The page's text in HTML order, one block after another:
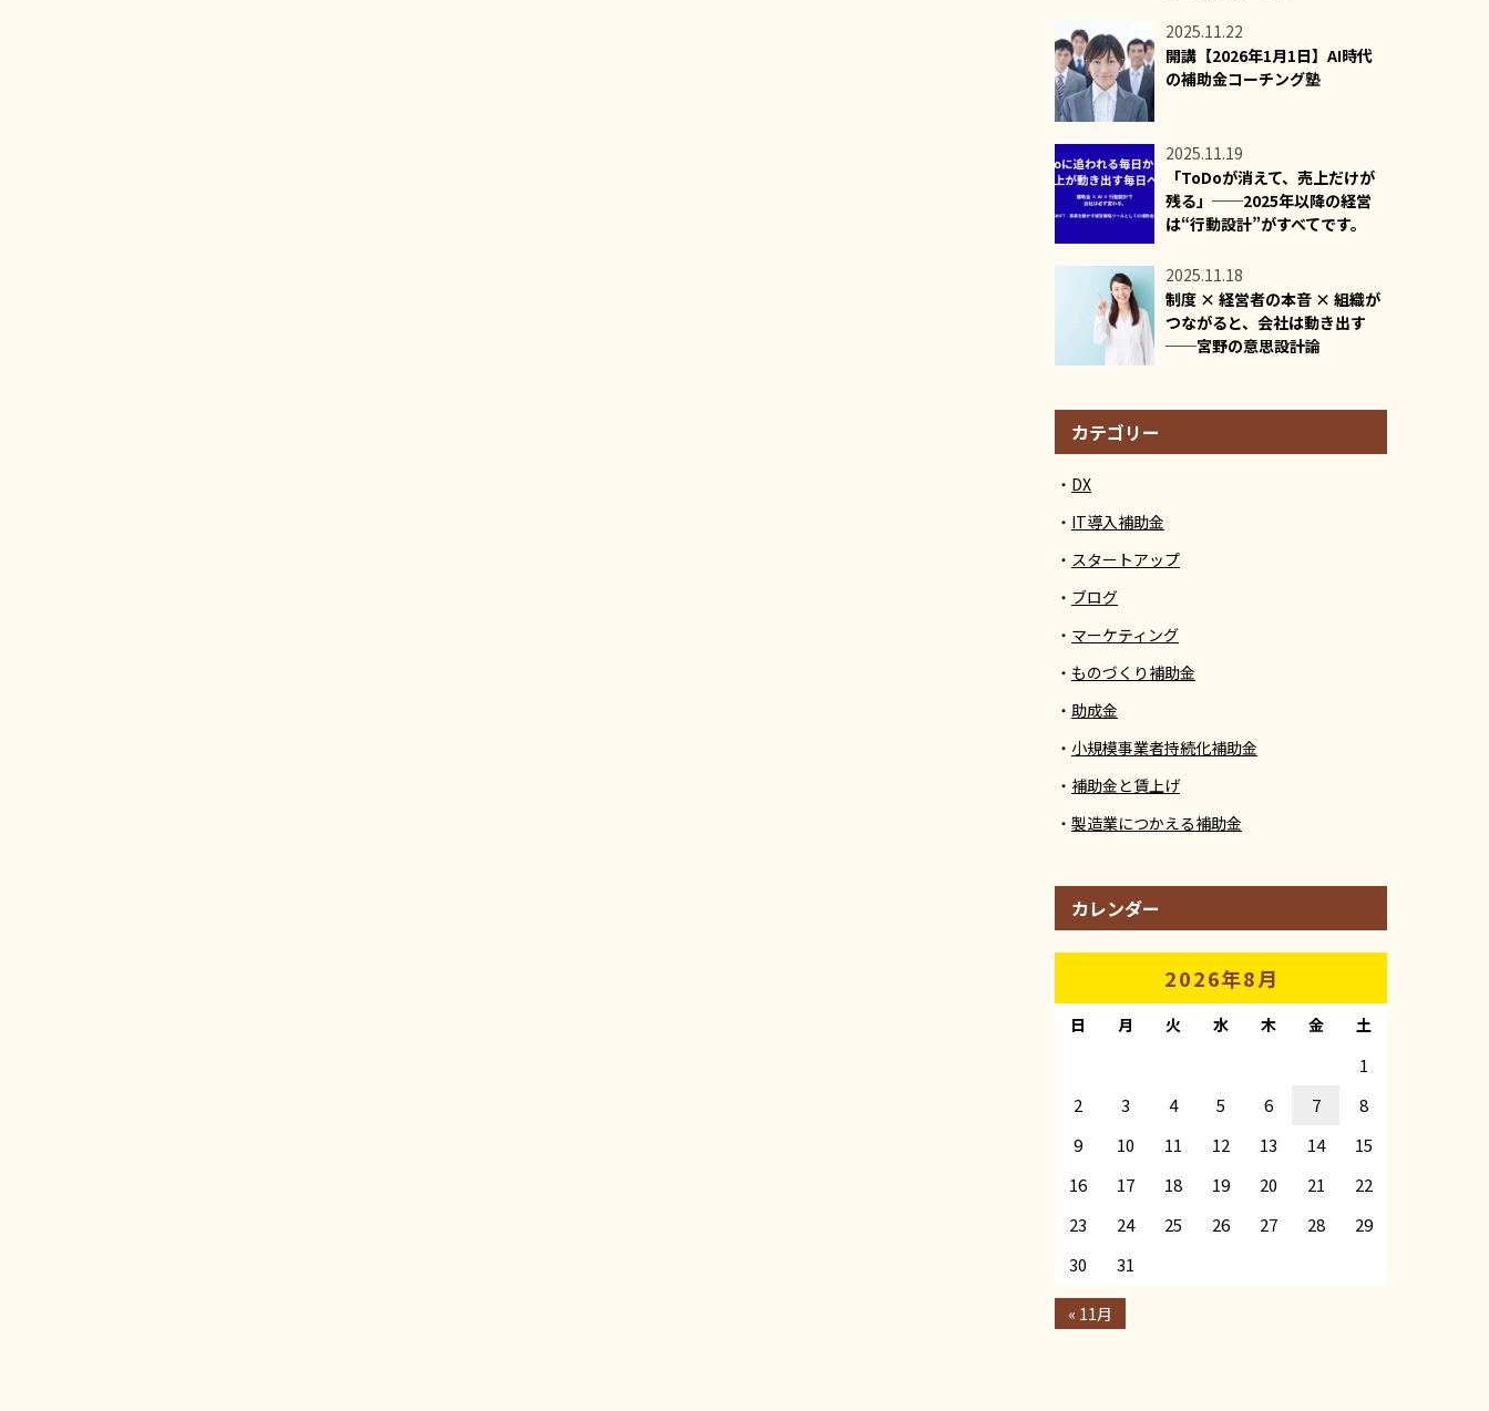
2025.11.22
開講【2026年1月1日】AI時代
の補助金コーチング塾
2025.11.19
「ToDoが消えて、売上だけが
残る」──2025年以降の経営
は“行動設計”がすべてです。
2025.11.18
制度 × 経営者の本音 × 組織が
つながると、会社は動き出す
──宮野の意思設計論
カテゴリー
DX
IT導入補助金
スタートアップ
ブログ
マーケティング
ものづくり補助金
助成金
小規模事業者持続化補助金
補助金と賃上げ
製造業につかえる補助金
カレンダー
2026年8月
日 月 火 水 木 金 土
1
2
3 4 5 6 7
8
9
10 11 12 13 14
15
16
17 18 19 20 21
22
23
24 25 26 27 28
29
30
31
« 11月